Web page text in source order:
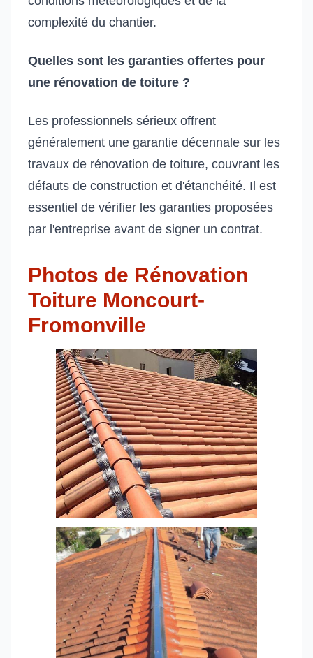
complexité du chantier.
Quelles sont les garanties offertes pour
une rénovation de toiture ?
Les professionnels sérieux offrent
généralement une garantie décennale sur les
travaux de rénovation de toiture, couvrant les
défauts de construction et d'étanchéité. Il est
essentiel de vérifier les garanties proposées
par l'entreprise avant de signer un contrat.
Photos de Rénovation
Toiture Moncourt-
Fromonville